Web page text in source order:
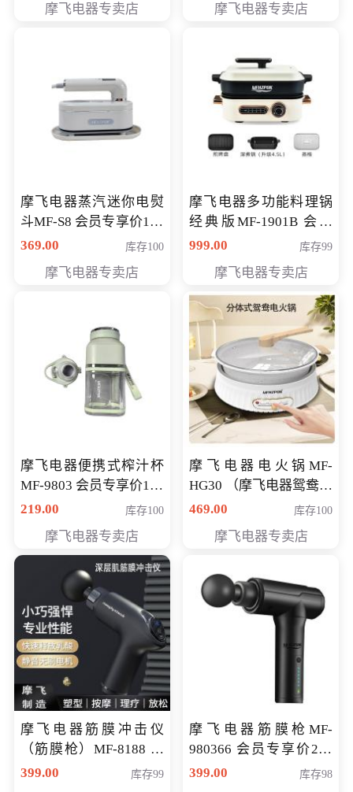
摩飞电器专卖店 摩飞电器专卖店
摩飞电器蒸汽迷你电熨
斗MF-S8 会员专享价168
元
369.00 库存100
摩飞电器专卖店
摩飞电器多功能料理锅
经典版MF-1901B 会员
专享价399元
999.00 库存99
摩飞电器专卖店
摩飞电器便携式榨汁杯
MF-9803 会员专享价138
元
219.00 库存100
摩飞电器专卖店
摩飞电器电火锅MF-
HG30 （摩飞电器鸳鸯锅
MF-HG30 ） 会员专享价
469.00 库存100
摩飞电器专卖店
摩飞电器筋膜冲击仪
（筋膜枪）MF-8188 会
员专享价268元
399.00 库存99
摩飞电器筋膜枪MF-
980366 会员专享价299
元
399.00 库存98